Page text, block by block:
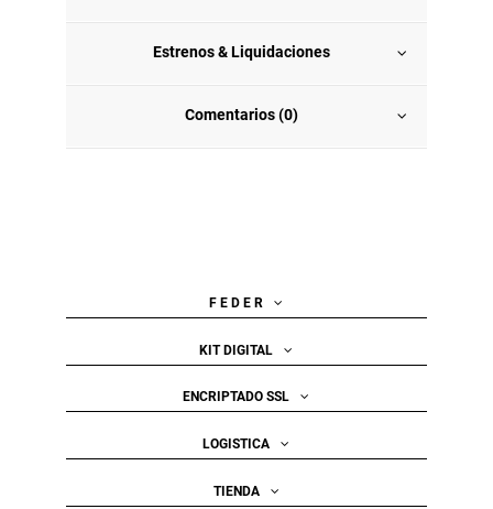
Estrenos & Liquidaciones
Comentarios (0)
F E D E R
KIT DIGITAL
ENCRIPTADO SSL
LOGISTICA
TIENDA